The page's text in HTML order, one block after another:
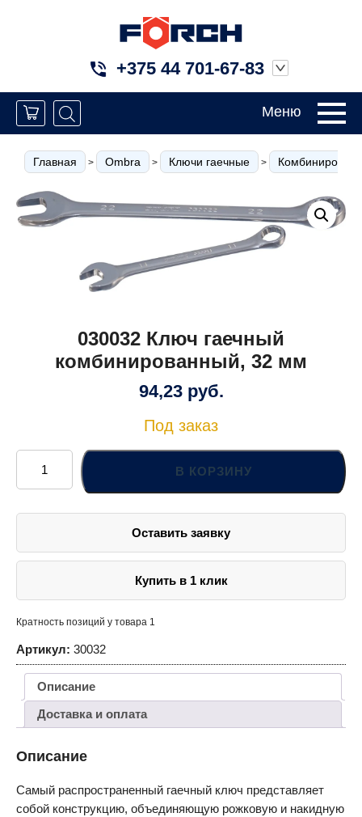
+375 44 701-67-83
Меню
Главная > Ombra > Ключи гаечные >
030032 Ключ гаечный
комбинированный, 32 мм
94,23 руб.
Под заказ
Количество
товара
030032
Ключ
комбинированный,
В КОРЗИНУ
Оставить заявку
Купить в 1 клик
Кратность позиций у товара 1
Артикул: 30032
Описание
Доставка и оплата
Описание
Самый распространенный гаечный ключ представляет
собой конструкцию, объединяющую рожковую и накидную